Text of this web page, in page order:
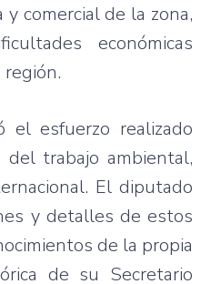
comercial de la zona,
económicas
el esfuerzo realizado
trabajo ambiental,
El diputado
y detalles de estos
de la propia
de su Secretario